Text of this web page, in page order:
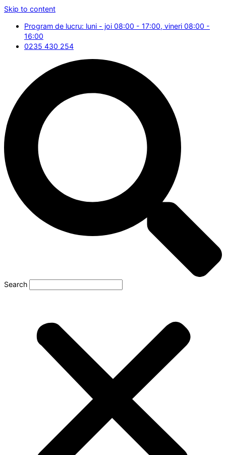
Skip to content
Program de lucru: luni - joi 08:00 - 17:00, vineri 08:00 -
16:00
0235 430 254
Search